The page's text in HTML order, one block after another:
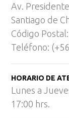
Av.
Santiago de
Código
Teléfono:
HORARIO DE
Lunes a
17:00 hrs.